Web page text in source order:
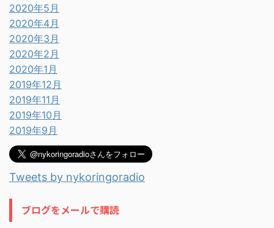
2020年5月
2020年4月
2020年3月
2020年2月
2020年1月
2019年12月
2019年11月
2019年10月
2019年9月
Tweets by nykoringoradio
ブログをメールで購読